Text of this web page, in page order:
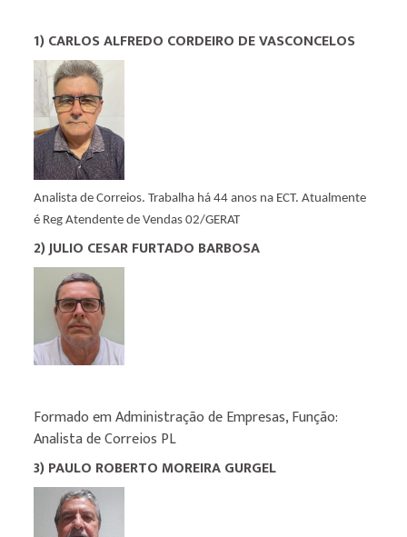
1) CARLOS ALFREDO CORDEIRO DE VASCONCELOS
Analista de Correios. Trabalha há 44 anos na ECT. Atualmente
é Reg Atendente de Vendas02/GERAT
2) JULIO CESAR FURTADO BARBOSA
Formado em Administração de Empresas, Função:
Analista de Correios PL
3) PAULO ROBERTO MOREIRA GURGEL